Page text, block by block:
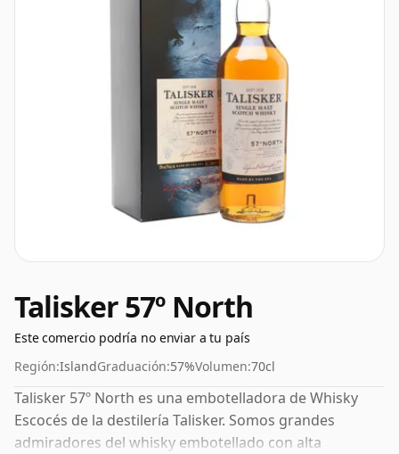
Talisker 57º North
Este comercio podría no enviar a tu país
Región:IslandGraduación:57%Volumen:70cl
Talisker 57º North es una embotelladora de Whisky
Escocés de la destilería Talisker. Somos grandes
admiradores del whisky embotellado con alta